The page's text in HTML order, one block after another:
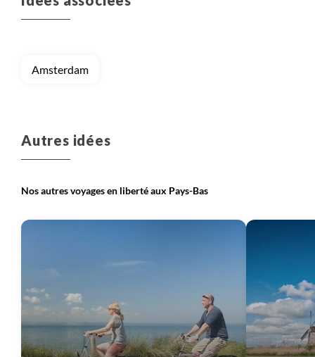
nouveaux projets et développer des nouveaux
Amsterdam
Autres idées
Nos autres voyages en liberté aux Pays-Bas